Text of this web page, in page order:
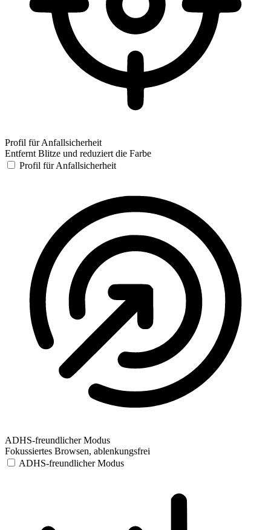
Profil für Anfallsicherheit
Entfernt Blitze und reduziert die Farbe
Profil für Anfallsicherheit
ADHS-freundlicher Modus
Fokussiertes Browsen, ablenkungsfrei
ADHS-freundlicher Modus